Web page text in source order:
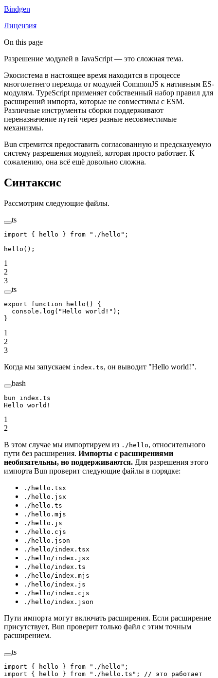
Bindgen
Лицензия
On this page
Разрешение модулей в JavaScript — это сложная тема.
Экосистема в настоящее время находится в процессе
многолетнего перехода от модулей CommonJS к нативным ES-
модулям. TypeScript применяет собственный набор правил для
расширений импорта, которые не совместимы с ESM.
Различные инструменты сборки поддерживают
переназначение путей через разные несовместимые
механизмы.
Bun стремится предоставить согласованную и предсказуемую
систему разрешения модулей, которая просто работает. К
сожалению, она всё ещё довольно сложна.
Синтаксис
Рассмотрим следующие файлы.
ts
import { hello } from "./hello" ;
hello ();
1
2
3
ts
export function hello () {
  console.
log ( "Hello world!" );
}
1
2
3
Когда мы запускаем index.ts, он выводит "Hello world!".
bash
bun index.ts
Hello world!
1
2
В этом случае мы импортируем из ./hello, относительного
пути без расширения. Импорты с расширениями
необязательны, но поддерживаются. Для разрешения этого
импорта Bun проверит следующие файлы в порядке:
./hello.tsx
./hello.jsx
./hello.ts
./hello.mjs
./hello.js
./hello.cjs
./hello.json
./hello/index.tsx
./hello/index.jsx
./hello/index.ts
./hello/index.mjs
./hello/index.js
./hello/index.cjs
./hello/index.json
Пути импорта могут включать расширения. Если расширение
присутствует, Bun проверит только файл с этим точным
расширением.
ts
import { hello } from "./hello" ;
import { hello } from "./hello.ts" ; // это работает